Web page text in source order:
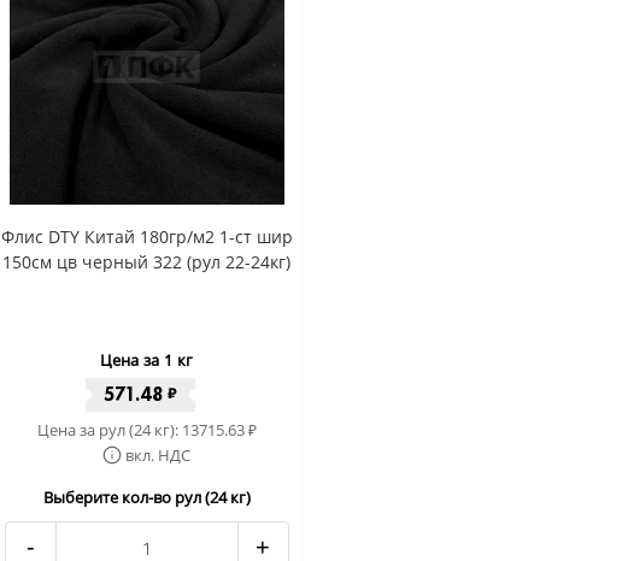
Флис DTY Китай 180гр/м2 1-ст шир
150см цв черный 322 (рул 22-24кг)
Цена за 1 кг
571.48 ₽
Цена за рул (24 кг): 13715.63₽
вкл. НДС
Выберите кол-во рул (24 кг)
- +